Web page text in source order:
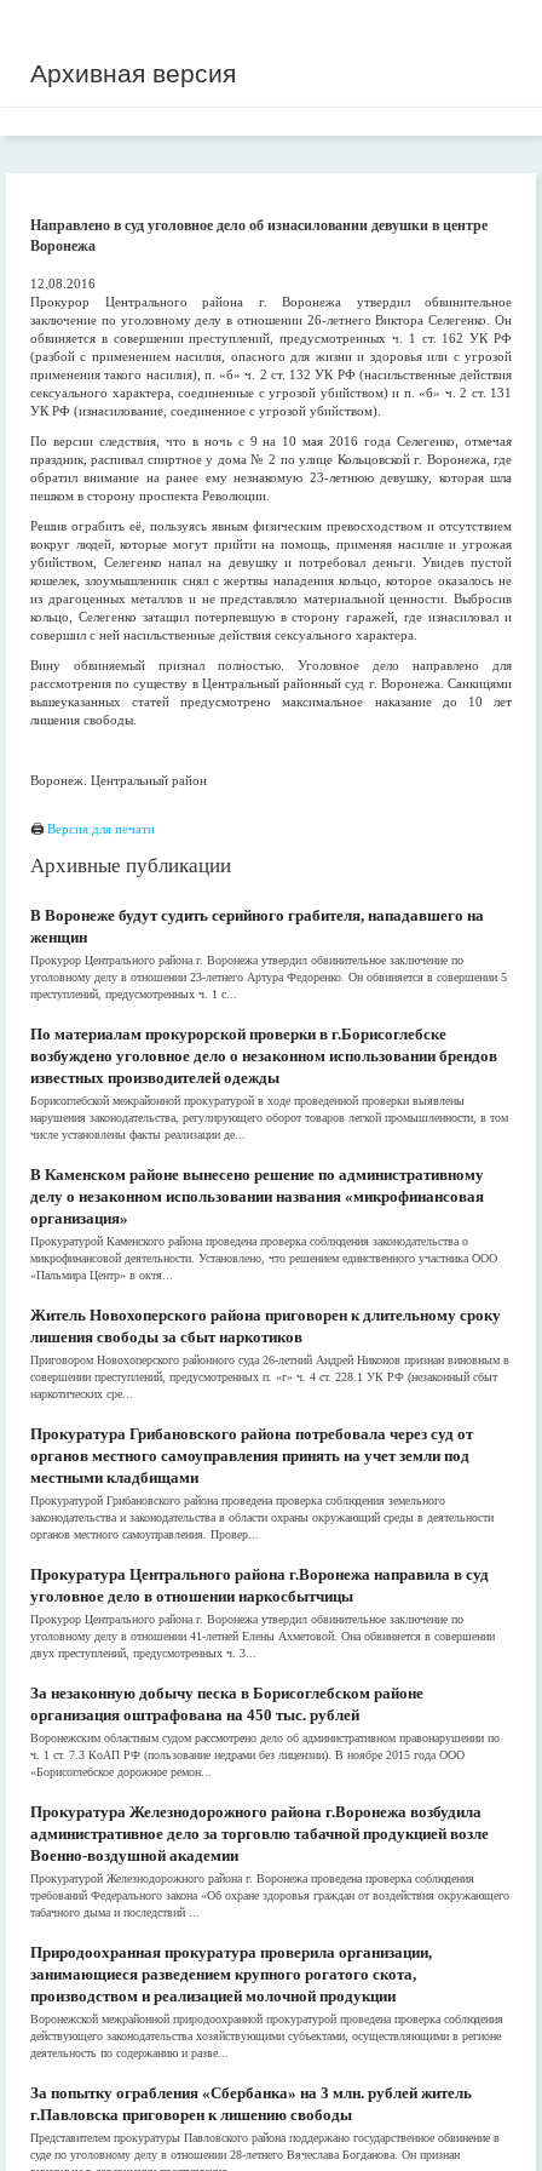
Архивная версия
Направлено в суд уголовное дело об изнасиловании девушки в центре
Воронежа
12.08.2016
Прокурор Центрального района г. Воронежа утвердил обвинительное
заключение по уголовному делу в отношении 26-летнего Виктора Селегенко. Он
обвиняется в совершении преступлений, предусмотренных ч. 1 ст. 162 УК РФ
(разбой с применением насилия, опасного для жизни и здоровья или с угрозой
применения такого насилия), п. «б» ч. 2 ст. 132 УК РФ (насильственные действия
сексуального характера, соединенные с угрозой убийством) и п. «б» ч. 2 ст. 131
УК РФ (изнасилование, соединенное с угрозой убийством).
По версии следствия, что в ночь с 9 на 10 мая 2016 года Селегенко, отмечая
праздник, распивал спиртное у дома № 2 по улице Кольцовской г. Воронежа, где
обратил внимание на ранее ему незнакомую 23-летнюю девушку, которая шла
пешком в сторону проспекта Революции.
Решив ограбить её, пользуясь явным физическим превосходством и отсутствием
вокруг людей, которые могут прийти на помощь, применяя насилие и угрожая
убийством, Селегенко напал на девушку и потребовал деньги. Увидев пустой
кошелек, злоумышленник снял с жертвы нападения кольцо, которое оказалось не
из драгоценных металлов и не представляло материальной ценности. Выбросив
кольцо, Селегенко затащил потерпевшую в сторону гаражей, где изнасиловал и
совершил с ней насильственные действия сексуального характера.
Вину обвиняемый признал полностью. Уголовное дело направлено для
рассмотрения по существу в Центральный районный суд г. Воронежа. Санкицями
вышеуказанных статей предусмотрено максимальное наказание до 10 лет
лишения свободы.
Воронеж. Центральный район
🖨 Версия для печати
Архивные публикации
В Воронеже будут судить серийного грабителя, нападавшего на
женщин
Прокурор Центрального района г. Воронежа утвердил обвинительное заключение по
уголовному делу в отношении 23-летнего Артура Федоренко. Он обвиняется в совершении 5
преступлений, предусмотренных ч. 1 с...
По материалам прокурорской проверки в г.Борисоглебске
возбуждено уголовное дело о незаконном использовании брендов
известных производителей одежды
Борисоглебской межрайонной прокуратурой в ходе проведенной проверки выявлены
нарушения законодательства, регулирующего оборот товаров легкой промышленности, в том
числе установлены факты реализации де...
В Каменском районе вынесено решение по административному
делу о незаконном использовании названия «микрофинансовая
организация»
Прокуратурой Каменского района проведена проверка соблюдения законодательства о
микрофинансовой деятельности. Установлено, что решением единственного участника ООО
«Пальмира Центр» в октя...
Житель Новохоперского района приговорен к длительному сроку
лишения свободы за сбыт наркотиков
Приговором Новохоперского районного суда 26-летний Андрей Никонов признан виновным в
совершении преступлений, предусмотренных п. «г» ч. 4 ст. 228.1 УК РФ (незаконный сбыт
наркотических сре...
Прокуратура Грибановского района потребовала через суд от
органов местного самоуправления принять на учет земли под
местными кладбищами
Прокуратурой Грибановского района проведена проверка соблюдения земельного
законодательства и законодательства в области охраны окружающий среды в деятельности
органов местного самоуправления. Провер...
Прокуратура Центрального района г.Воронежа направила в суд
уголовное дело в отношении наркосбытчицы
Прокурор Центрального района г. Воронежа утвердил обвинительное заключение по
уголовному делу в отношении 41-летней Елены Ахметовой. Она обвиняется в совершении
двух преступлений, предусмотренных ч. 3...
За незаконную добычу песка в Борисоглебском районе
организация оштрафована на 450 тыс. рублей
Воронежским областным судом рассмотрено дело об административном правонарушении по
ч. 1 ст. 7.3 КоАП РФ (пользование недрами без лицензии). В ноябре 2015 года ООО
«Борисоглебское дорожное ремон...
Прокуратура Железнодорожного района г.Воронежа возбудила
административное дело за торговлю табачной продукцией возле
Военно-воздушной академии
Прокуратурой Железнодорожного района г. Воронежа проведена проверка соблюдения
требований Федерального закона «Об охране здоровья граждан от воздействия окружающего
табачного дыма и последствий ...
Природоохранная прокуратура проверила организации,
занимающиеся разведением крупного рогатого скота,
производством и реализацией молочной продукции
Воронежской межрайонной природоохранной прокуратурой проведена проверка соблюдения
действующего законодательства хозяйствующими субъектами, осуществляющими в регионе
деятельность по содержанию и разве...
За попытку ограбления «Сбербанка» на 3 млн. рублей житель
г.Павловска приговорен к лишению свободы
Представителем прокуратуры Павловского района поддержано государственное обвинение в
суде по уголовному делу в отношении 28-летнего Вячеслава Богданова. Он признан